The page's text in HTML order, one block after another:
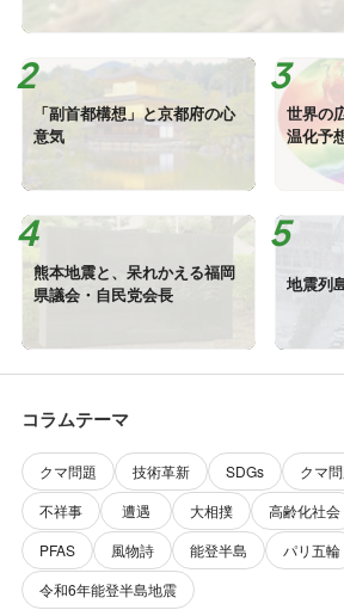
「副首都構想」と京都府の心
意気
世界の
温化予
熊本地震と、呆れかえる福岡
県議会・自民党会長
地震列
コラムテーマ
クマ問題 技術革新 SDGs クマ
不祥事
遭遇 大相撲 高齢化社会
PFAS
風物詩 能登半島
パリ五輪
令和6年能登半島地震